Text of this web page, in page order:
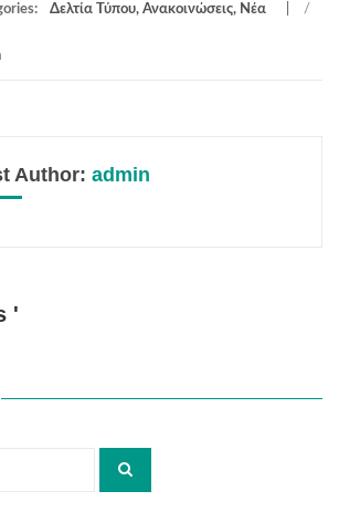
Δελτία Τύπου, Ανακοινώσεις, Νέα /
Author: admin
'